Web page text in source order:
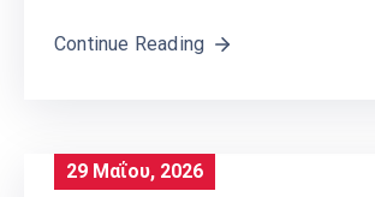
Continue Reading
29 Μαΐου, 2026